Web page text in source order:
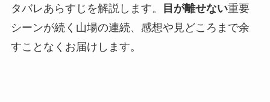
タバレあらすじを解説します。
目が離せない重要
シーンが続く山場の連続、感想や見どころまで余
すことなくお届けします。